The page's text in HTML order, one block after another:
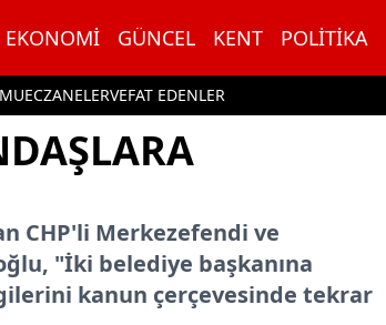
EKONOMI GÜNCEL KENT POLITIKA
ECZANELERVEFAT EDENLER
CHP'li Merkezefendi ve
"İki belediye başkanına
kanun çerçevesinde tekrar